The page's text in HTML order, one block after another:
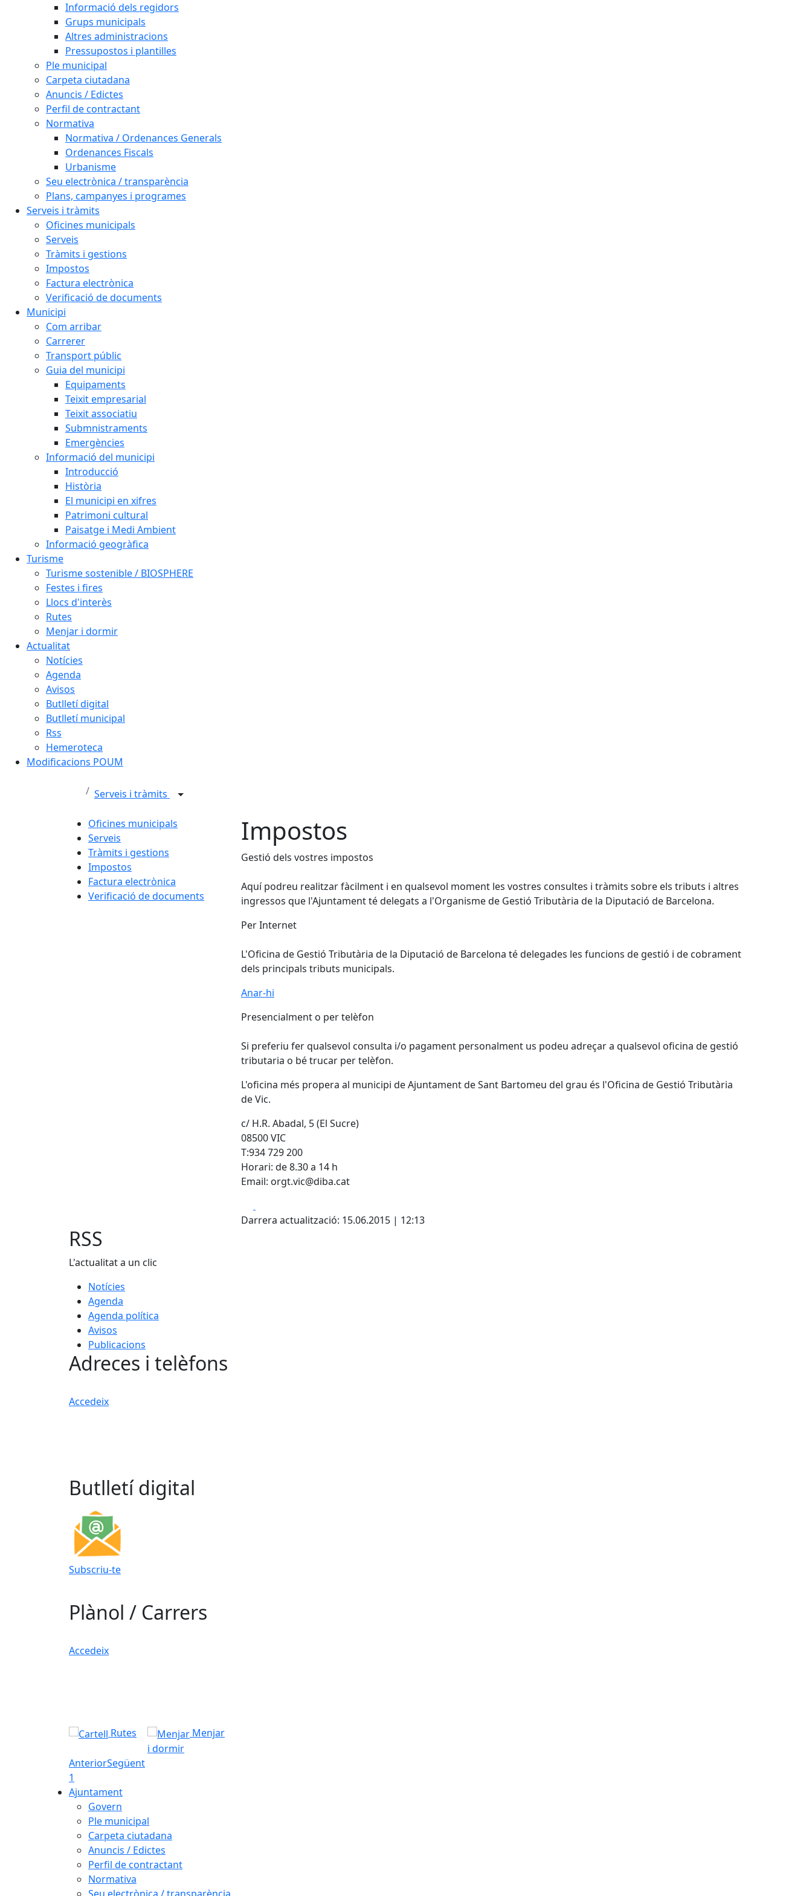
Informació dels regidors
Grups municipals
Altres administracions
Pressupostos i plantilles
Ple municipal
Carpeta ciutadana
Anuncis / Edictes
Perfil de contractant
Normativa
Normativa / Ordenances Generals
Ordenances Fiscals
Urbanisme
Seu electrònica / transparència
Plans, campanyes i programes
Serveis i tràmits
Oficines municipals
Serveis
Tràmits i gestions
Impostos
Factura electrònica
Verificació de documents
Municipi
Com arribar
Carrerer
Transport públic
Guia del municipi
Equipaments
Teixit empresarial
Teixit associatiu
Submnistraments
Emergències
Informació del municipi
Introducció
Història
El municipi en xifres
Patrimoni cultural
Paisatge i Medi Ambient
Informació geogràfica
Turisme
Turisme sostenible / BIOSPHERE
Festes i fires
Llocs d'interès
Rutes
Menjar i dormir
Actualitat
Notícies
Agenda
Avisos
Butlletí digital
Butlletí municipal
Rss
Hemeroteca
Modificacions POUM
Serveis i tràmits
Oficines municipals
Serveis
Tràmits i gestions
Impostos
Factura electrònica
Verificació de documents
Impostos
Gestió dels vostres impostos
Aquí podreu realitzar fàcilment i en qualsevol moment les vostres consultes i tràmits sobre els tributs i altres
ingressos que l'Ajuntament té delegats a l'Organisme de Gestió Tributària de la Diputació de Barcelona.
Per Internet
L'Oficina de Gestió Tributària de la Diputació de Barcelona té delegades les funcions de gestió i de cobrament
dels principals tributs municipals.
Anar-hi
Presencialment o per telèfon
Si preferiu fer qualsevol consulta i/o pagament personalment us podeu adreçar a qualsevol oficina de gestió
tributaria o bé trucar per telèfon.
L'oficina més propera al municipi de Ajuntament de Sant Bartomeu del grau és l'Oficina de Gestió Tributària
de Vic.
c/ H.R. Abadal, 5 (El Sucre)
08500 VIC
T:934 729 200
Horari: de 8.30 a 14 h
Email: orgt.vic@diba.cat
Darrera actualització: 15.06.2015 | 12:13
RSS
L'actualitat a un clic
Notícies
Agenda
Agenda política
Avisos
Publicacions
Adreces i telèfons
Accedeix
Butlletí digital
Subscriu-te
Plànol / Carrers
Accedeix
Rutes
Menjar
i dormir
AnteriorSegüent
1
Ajuntament
Govern
Ple municipal
Carpeta ciutadana
Anuncis / Edictes
Perfil de contractant
Normativa